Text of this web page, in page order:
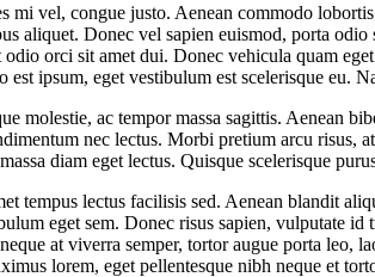
mi vel, congue justo. Aenean commodo
aliquet. Donec vel sapien euismod, porta
orci sit amet dui. Donec vehicula quam
est ipsum, eget vestibulum est scelerisque eu.
molestie, ac tempor massa sagittis. Aenean
nec lectus. Morbi pretium arcu
diam eget lectus. Quisque scelerisque
tempus lectus facilisis sed. Aenean blandit
eget sem. Donec risus sapien, vulputate
at viverra semper, tortor augue porta
lorem, eget pellentesque nibh neque et